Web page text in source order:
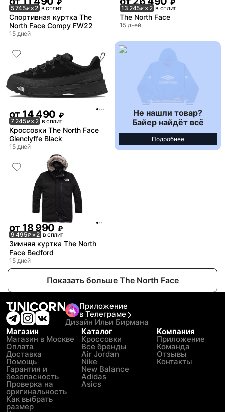
5 745₽× 2 в сплит
Спортивная куртка The
North Face Compy FW22
15 дней
13 245₽ × 2 в сплит
The North Face
15 дней
от14 490 ₽
7 245₽× 2 в сплит
Кроссовки The North Face
Glenclyffe Black
15 дней
Не нашли товар?
Байер найдёт всё
Подробнее
от18 990 ₽
9 495₽× 2 в сплит
Зимняя куртка The North
Face Bedford
15 дней
Показать больше The North Face
Приложение
в Телеграме
Дизайн Ильи Бирмана
Магазин
Магазин в Москве
Оплата
Доставка
Помощь
Гарантия и
безопасность
Проверка на
оригинальность
Как выбрать
размер
Каталог
Кроссовки
Все бренды
Air Jordan
Nike
New Balance
Adidas
Asics
Компания
Приложение
Команда
Отзывы
Контакты